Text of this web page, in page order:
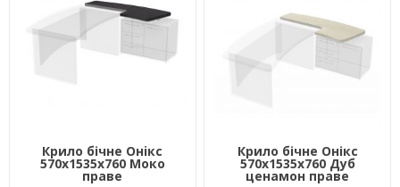
Крило бічне Онiкс
570х1535х760 Моко
праве
Крило бічне Онікс
570х1535х760 Дуб
ценамон праве